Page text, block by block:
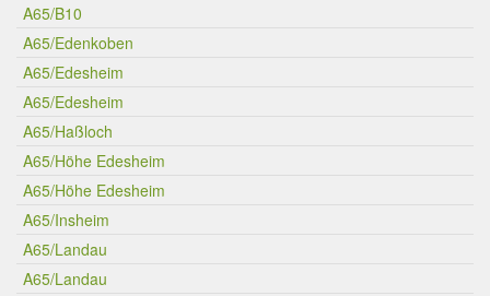
A65/B10
A65/Edenkoben
A65/Edesheim
A65/Edesheim
A65/Haßloch
A65/Höhe Edesheim
A65/Höhe Edesheim
A65/Insheim
A65/Landau
A65/Landau